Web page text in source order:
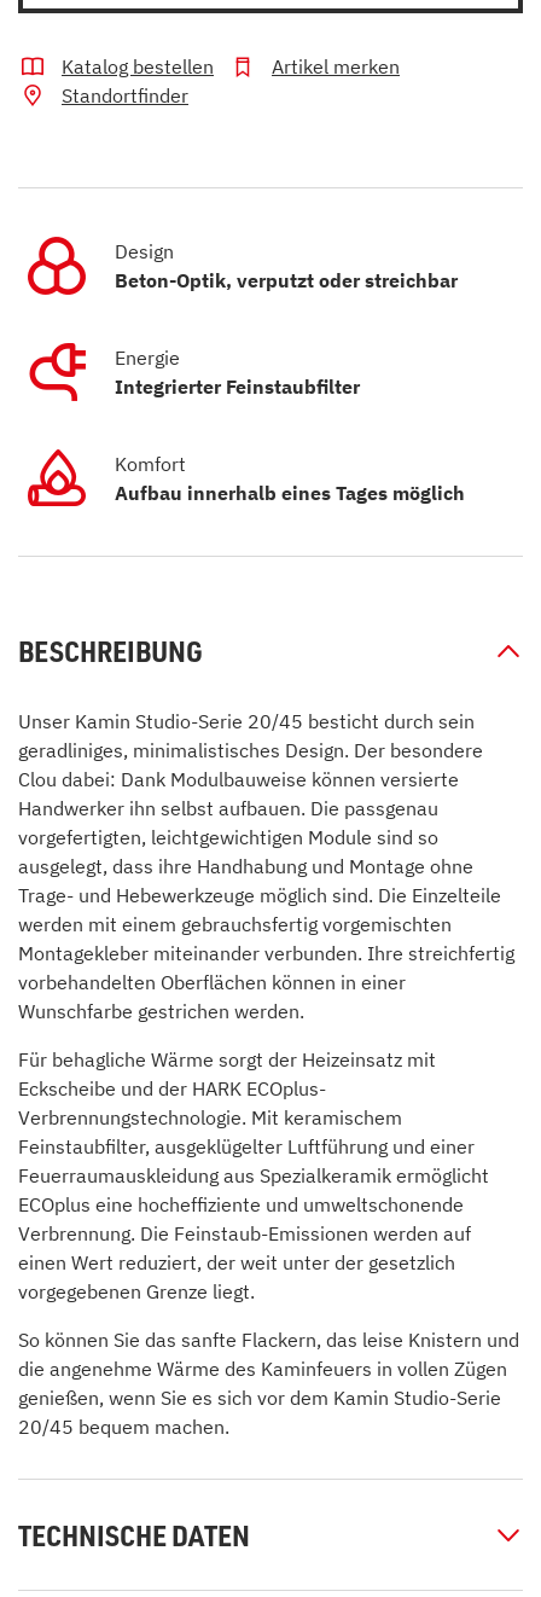
Katalog bestellen
Artikel merken
Standortfinder
Design
Beton-Optik, verputzt oder streichbar
Energie
Integrierter Feinstaubfilter
Komfort
Aufbau innerhalb eines Tages möglich
BESCHREIBUNG
Unser Kamin Studio-Serie 20/45 besticht durch sein
geradliniges, minimalistisches Design. Der besondere
Clou dabei: Dank Modulbauweise können versierte
Handwerker ihn selbst aufbauen. Die passgenau
vorgefertigten, leichtgewichtigen Module sind so
ausgelegt, dass ihre Handhabung und Montage ohne
Trage- und Hebewerkzeuge möglich sind. Die Einzelteile
werden mit einem gebrauchsfertig vorgemischten
Montagekleber miteinander verbunden. Ihre streichfertig
vorbehandelten Oberflächen können in einer
Wunschfarbe gestrichen werden.
Für behagliche Wärme sorgt der Heizeinsatz mit
Eckscheibe und der HARK ECOplus-
Verbrennungstechnologie. Mit keramischem
Feinstaubfilter, ausgeklügelter Luftführung und einer
Feuerraumauskleidung aus Spezialkeramik ermöglicht
ECOplus eine hocheffiziente und umweltschonende
Verbrennung. Die Feinstaub-Emissionen werden auf
einen Wert reduziert, der weit unter der gesetzlich
vorgegebenen Grenze liegt.
So können Sie das sanfte Flackern, das leise Knistern und
die angenehme Wärme des Kaminfeuers in vollen Zügen
genießen, wenn Sie es sich vor dem Kamin Studio-Serie
20/45 bequem machen.
TECHNISCHE DATEN